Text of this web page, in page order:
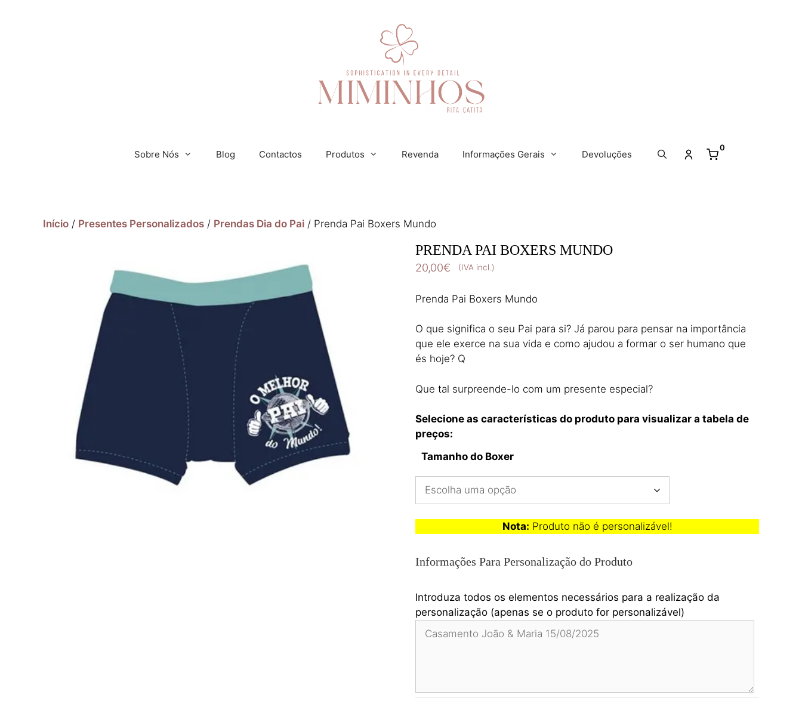
0
Sobre Nós Blog Contactos Produtos Revenda Informações Gerais Devoluções
Início / Presentes Personalizados / Prendas Dia do Pai / Prenda Pai Boxers Mundo
PRENDA PAI BOXERS MUNDO
20,00€ (IVA incl.)
Prenda Pai Boxers Mundo
O que significa o seu Pai para si? Já parou para pensar na importância
que ele exerce na sua vida e como ajudou a formar o ser humano que
és hoje? Q
Que tal surpreende-lo com um presente especial?
Selecione as características do produto para visualizar a tabela de
preços:
Tamanho do Boxer
Nota: Produto não é personalizável!
Informações Para Personalização do Produto
Introduza todos os elementos necessários para a realização da
personalização (apenas se o produto for personalizável)